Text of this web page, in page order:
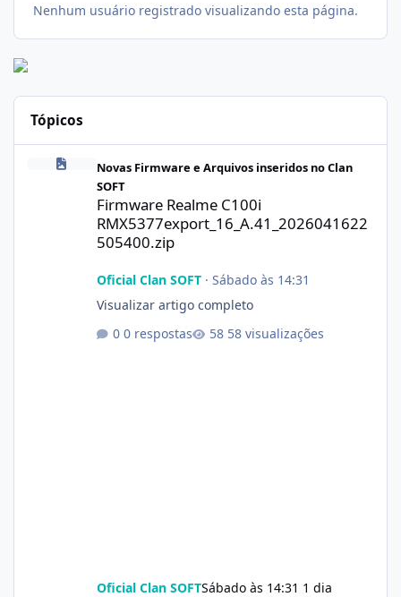
Nenhum usuário registrado visualizando esta página.
Tópicos
Firmware Realme C100i
Novas Firmware e Arquivos inseridos no Clan
SOFT
Firmware Realme C100i
RMX5377export_16_A.41_2026041622
505400.zip
Oficial Clan SOFT· Sábado às 14:31
Visualizar artigo completo
0 respostas
58 visualizações
Oficial Clan SOFTSábado às 14:31 1 dia